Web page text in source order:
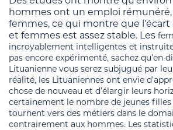
hommes ont un emploi rémunéré,
femmes, ce qui montre que
et femmes est assez stable. Les
incroyablement intelligentes et
pas encore expérimenté, sachez qu’en
Lituanienne vous serez subjugué par
réalité, les Lituaniennes ont envie
chose de nouveau et d’élargir leurs
certainement le nombre de jeunes
tournent vers des métiers dans le
contrairement aux hommes. Les